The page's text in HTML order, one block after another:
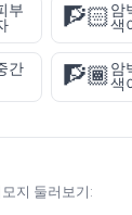
부
🧗🏻암
색
간
🧗🏾암
색
지 둘러보기: